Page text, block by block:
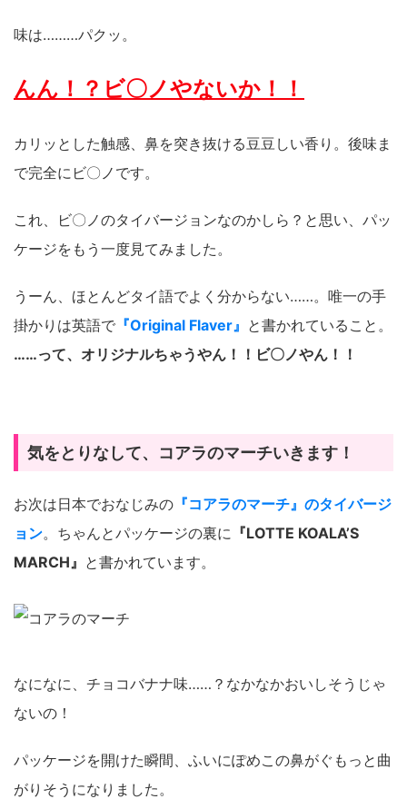
味は………パクッ。
んん！？ビ〇ノやないか！！
カリッとした触感、鼻を突き抜ける豆豆しい香り。後味ま
で完全にビ〇ノです。
これ、ビ〇ノのタイバージョンなのかしら？と思い、パッ
ケージをもう一度見てみました。
うーん、ほとんどタイ語でよく分からない……。唯一の手
掛かりは英語で 『Original Flaver』 と書かれていること。
……って、オリジナルちゃうやん！！ビ〇ノやん！！
気をとりなして、コアラのマーチいきます！
お次は日本でおなじみの 『コアラのマーチ』のタイバージ
ョン。ちゃんとパッケージの裏に 『LOTTE KOALA’S
MARCH』 と書かれています。
なになに、チョコバナナ味……？なかなかおいしそうじゃ
ないの！
パッケージを開けた瞬間、ふいにぽめこの鼻がぐもっと曲
がりそうになりました。